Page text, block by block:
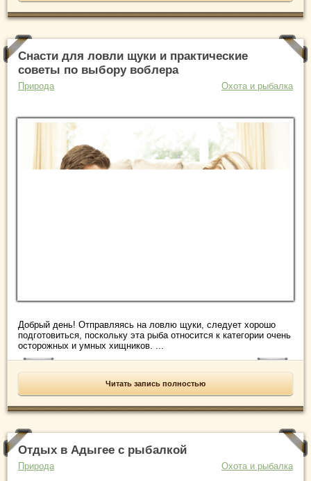
Снасти для ловли щуки и практические
советы по выбору воблера
Природа Охота и рыбалка
Добрый день! Отправляясь на ловлю щуки, следует хорошо
подготовиться, поскольку эта рыба относится к категории очень
осторожных и умных хищников. ...
Читать запись полностью
Отдых в Адыгее с рыбалкой
Природа Охота и рыбалка